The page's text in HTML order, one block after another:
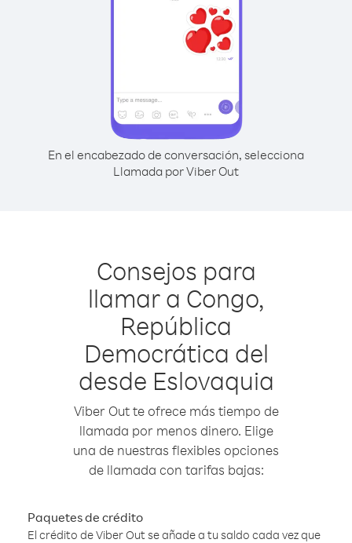
En el encabezado de conversación, selecciona
Llamada por Viber Out
Consejos para
llamar a Congo,
República
Democrática del
desde Eslovaquia
Viber Out te ofrece más tiempo de
llamada por menos dinero. Elige
una de nuestras flexibles opciones
de llamada con tarifas bajas:
Paquetes de crédito
El crédito de Viber Out se añade a tu saldo cada vez que